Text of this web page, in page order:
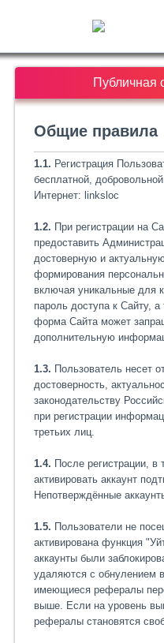
Публичная
Общие правила
1.1. Регистрация
бесплатной,
Интернет: linksloc
1.2. При регистрации на
предоставить
достоверную и
формирования
включая уникальные для
пароль доступа к Сайту,
форма Сайта может
дополнительную
1.3. Пользователь несет
достоверность,
законодательству
при регистрации
третьих лиц.
1.4. После регистрации,
активировать аккаунт
Непотверждённые
1.5. Пользователи не
активирована функция
аккаунты были
удаляются с обнулением
имеющиеся рефералы
выше. Если на уровень
рефералы становятся